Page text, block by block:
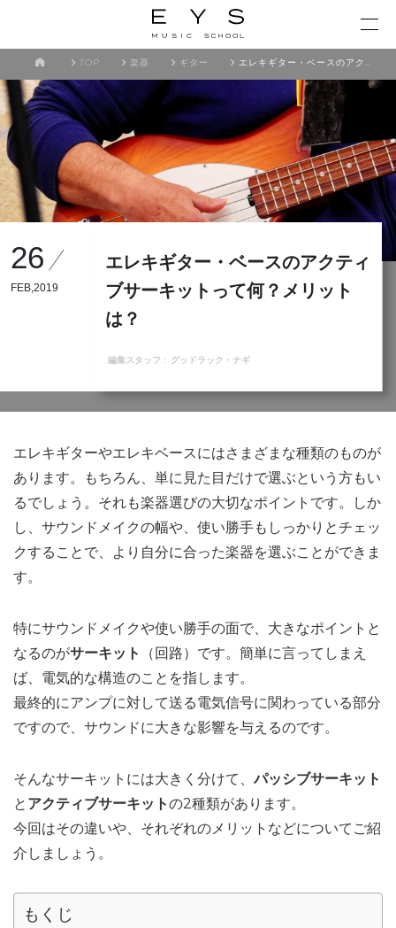
TOP 楽器 ギター エレキギター・ベースのアクティブサーキットって何？メリットは？
26
FEB,2019
エレキギター・ベースのアクティ
ブサーキットって何？メリット
は？
編集スタッフ : グッドラック・ナギ
エレキギターやエレキベースにはさまざまな種類のものが
あります。もちろん、単に見た目だけで選ぶという方もい
るでしょう。それも楽器選びの大切なポイントです。しか
し、サウンドメイクの幅や、使い勝手もしっかりとチェッ
クすることで、より自分に合った楽器を選ぶことができま
す。
特にサウンドメイクや使い勝手の面で、大きなポイントと
なるのがサーキット
（回路）です。簡単に言ってしまえ
ば、電気的な構造のことを指します。
最終的にアンプに対して送る電気信号に関わっている部分
ですので、サウンドに大きな影響を与えるのです。
そんなサーキットには大きく分けて、パッシブサーキット
と アクティブサーキットの2種類があります。
今回はその違いや、それぞれのメリットなどについてご紹
介しましょう。
もくじ